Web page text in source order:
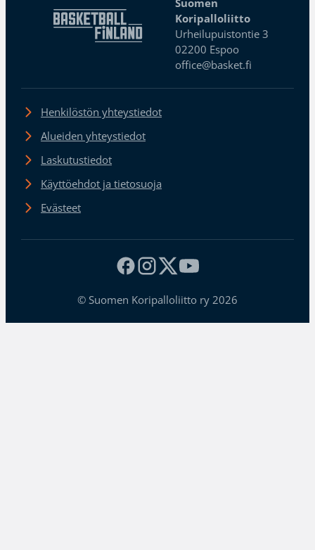
Koripalloliitto
Urheilupuistontie 3
02200 Espoo
office@basket.fi
Henkilöstön yhteystiedot
Alueiden yhteystiedot
Laskutustiedot
Käyttöehdot ja tietosuoja
Evästeet
© Suomen Koripalloliitto ry 2026